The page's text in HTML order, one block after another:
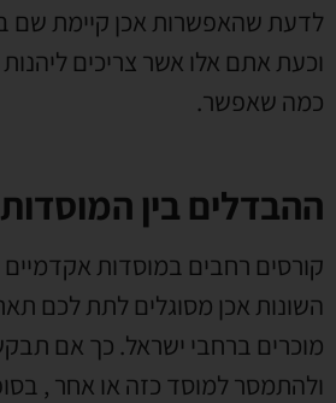
לדעת שהאפשרות אכן קיימת שם
וכעת אתם אלו אשר צריכים
כמה שאפשר.
ההבדלים בין
קורסים רחבים במוסדות אקדמיים
השונות אכן מסוגלים לתת לכם
מוכרים ברחבי ישראל. כך אם
ולהתמסר למוסד כזה או אחר ,